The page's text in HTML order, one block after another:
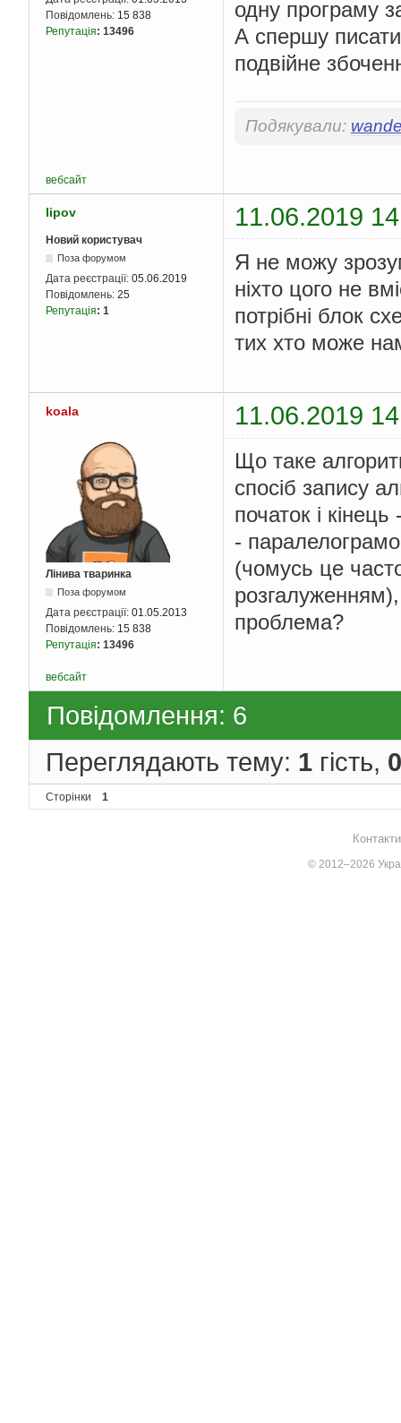
Повідомлень: 15 838
Репутація: 13496
одну програму
А спершу
подвійне
Подякували:
вебсайт
lipov 11.06.2019
Новий користувач
Поза форумом
Дата реєстрації: 05.06.2019
Повідомлень: 25
Репутація: 1
Я не можу
ніхто цого не
потрібні блок
тих хто може
koala 11.06.2019
Лінива тваринка
Поза форумом
Дата реєстрації: 01.05.2013
Повідомлень: 15 838
Репутація: 13496
Що таке
спосіб запису
початок і
-
(чомусь це
проблема?
вебсайт
Повідомлення: 6
Переглядають тему: 1 гість, 0
Сторінки 1
© 2012–2026